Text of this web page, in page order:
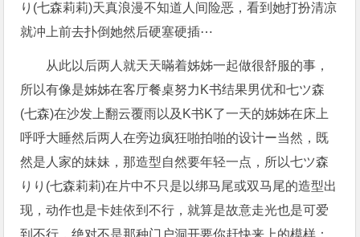
り(七森莉莉)天真浪漫不知道人间险恶，看到她打扮清凉
就冲上前去扑倒她然后硬塞硬插⋯
从此以后两人就天天暪着姊姊一起做很舒服的事，
所以有像是姊姊在客厅餐桌努力K书结果男优和七ツ森
(七森)在沙发上翻云覆雨以及K书K了一天的姊姊在床上
呼呼大睡然后两人在旁边疯狂啪拍啪的设计ー当然，既
然是人家的妹妹，那造型自然要年轻一点，所以七ツ森
りり(七森莉莉)在片中不只是以绑马尾或双马尾的造型出
现，动作也是卡娃依到不行，就算是故意走光也是可爱